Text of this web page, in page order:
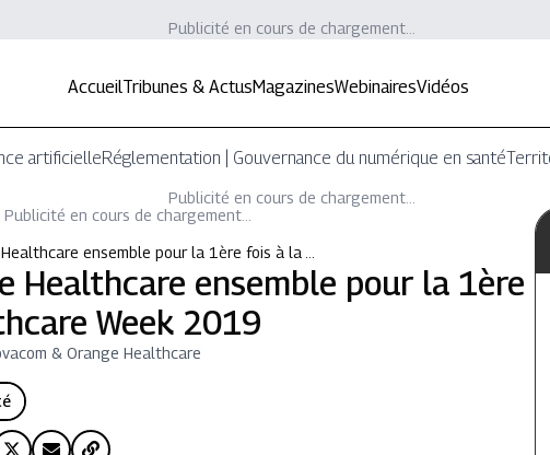
Publicité en cours de chargement...
AccueilTribunes & ActusMagazinesWebinairesVidéos
artificielleRéglementation | Gouvernance du numérique en santé
Publicité en cours de chargement...
Publicité en cours de chargement...
ensemble pour la 1ère fois à la …
Healthcare ensemble pour la 1ère
Week 2019
& Orange Healthcare